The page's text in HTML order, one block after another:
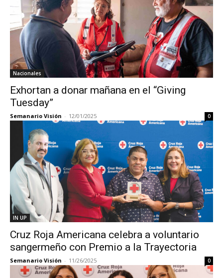
Nacionales
Exhortan a donar mañana en el “Giving
Tuesday”
Semanario Visión - 12/01/2025 0
IN UP
Cruz Roja Americana celebra a voluntario
sangermeño con Premio a la Trayectoria
Semanario Visión - 11/26/2025 0